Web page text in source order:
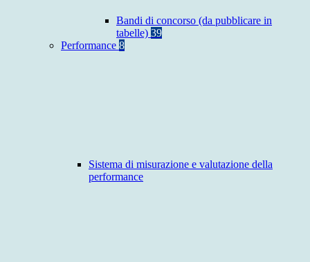
Bandi di concorso (da pubblicare in
tabelle) 39
Performance 8
Sistema di misurazione e valutazione della
performance